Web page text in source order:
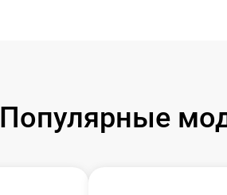
Популярные